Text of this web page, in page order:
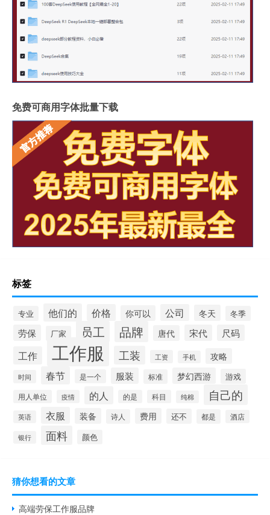
免费可商用字体批量下载
标签
专业 他们的 价格 你可以 公司 冬天 冬季
劳保 厂家 员工 品牌 唐代 宋代 尺码
工作 工作服 工装 工资 手机 攻略
时间 春节 是一个 服装 标准 梦幻西游 游戏
用人单位 疫情 的人 的是 科目 纯棉 自己的
英语 衣服 装备 诗人 费用 还不 都是 酒店
银行 面料 颜色
猜你想看的文章
高端劳保工作服品牌